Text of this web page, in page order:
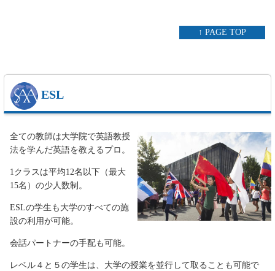
↑ PAGE TOP
ESL
全ての教師は大学院で英語教授
法を学んだ英語を教えるプロ。
1クラスは平均12名以下（最大
15名）の少人数制。
ESLの学生も大学のすべての施
設の利用が可能。
会話パートナーの手配も可能。
レベル４と５の学生は、大学の授業を並行して取ることも可能で